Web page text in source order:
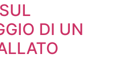
DI UN